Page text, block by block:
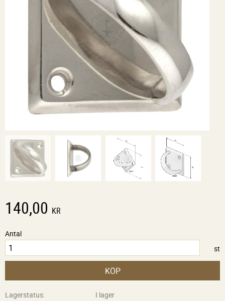
140,00 KR
Antal
st
KÖP
Lagerstatus
I lager